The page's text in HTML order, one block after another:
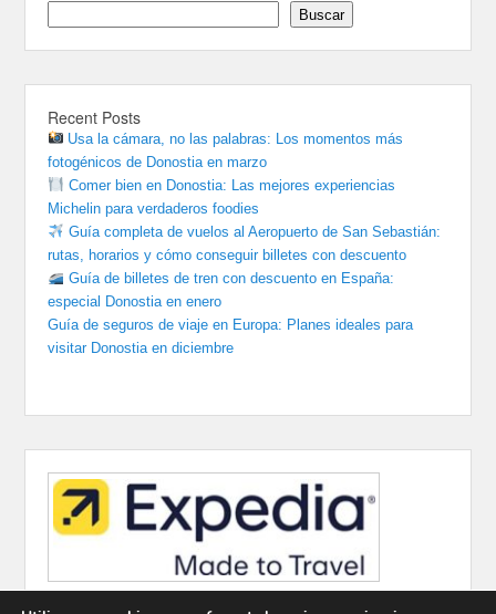
Buscar
Recent Posts
Usa la cámara, no las palabras: Los momentos más
fotogénicos de Donostia en marzo
Comer bien en Donostia: Las mejores experiencias
Michelin para verdaderos foodies
Guía completa de vuelos al Aeropuerto de San Sebastián:
rutas, horarios y cómo conseguir billetes con descuento
Guía de billetes de tren con descuento en España:
especial Donostia en enero
Guía de seguros de viaje en Europa: Planes ideales para
visitar Donostia en diciembre